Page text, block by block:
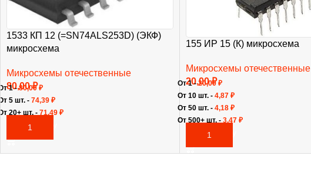
1533 КП 12 (=SN74ALS253D) (ЭКФ)
микросхема
Микросхемы отечественные
80,00₽
В КОРЗИНУ
1 -80,00₽
5 шт. - 74,39 ₽
20+ шт. - 71,49 ₽
155 ИР 15 (К) микросхема
Микросхемы отечественные
20,00₽
В КОРЗИНУ
От 1 -20,00₽
От 10 шт. - 4,87 ₽
От 50 шт. - 4,18 ₽
От 500+ шт. - 3,47 ₽